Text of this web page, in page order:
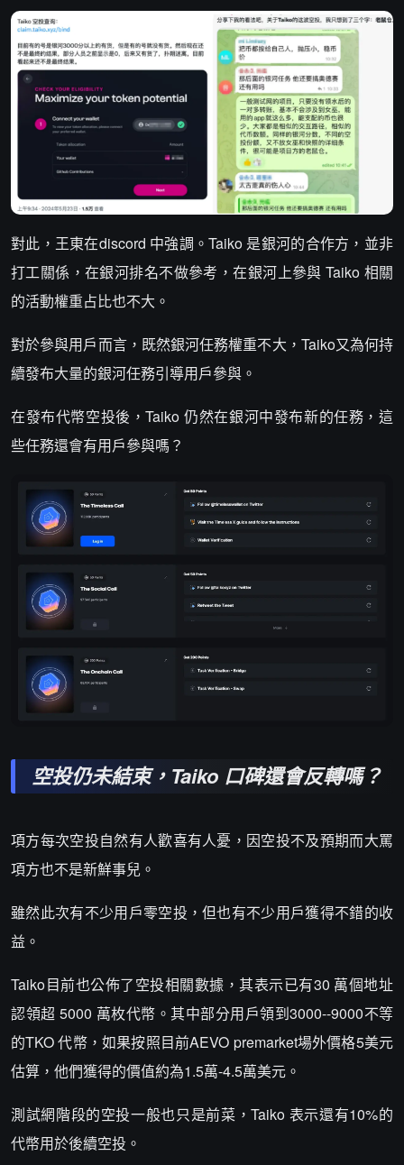
對此，王東在discord 中強調。Taiko 是銀河的合作方，並非
打工關係，在銀河排名不做參考，在銀河上參與 Taiko 相關
的活動權重占比也不大。
對於參與用戶而言，既然銀河任務權重不大，Taiko又為何持
續發布大量的銀河任務引導用戶參與。
在發布代幣空投後，Taiko 仍然在銀河中發布新的任務，這
些任務還會有用戶參與嗎？
空投仍未結束，Taiko 口碑還會反轉嗎？
項方每次空投自然有人歡喜有人憂，因空投不及預期而大罵
項方也不是新鮮事兒。
雖然此次有不少用戶零空投，但也有不少用戶獲得不錯的收
益。
Taiko目前也公佈了空投相關數據，其表示已有30 萬個地址
認領超 5000 萬枚代幣。其中部分用戶領到3000--9000不等
的TKO 代幣，如果按照目前AEVO premarket場外價格5美元
估算，他們獲得的價值約為1.5萬-4.5萬美元。
測試網階段的空投一般也只是前菜，Taiko 表示還有10%的
代幣用於後續空投。